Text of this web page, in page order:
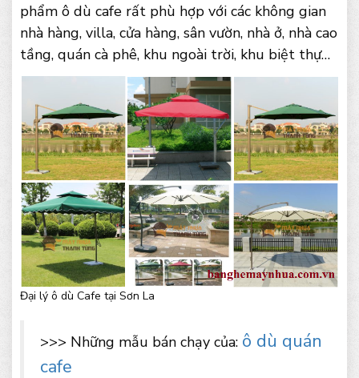
phẩm ô dù cafe rất phù hợp với các không gian
nhà hàng, villa, cửa hàng, sân vườn, nhà ở, nhà cao
tầng, quán cà phê, khu ngoài trời, khu biệt thự…
Đại lý ô dù Cafe tại Sơn La
>>> Những mẫu bán chạy của: ô dù quán
cafe